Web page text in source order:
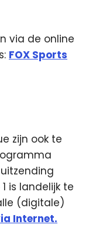
via de online
FOX Sports
zijn ook te
is landelijk te
(digitale)
Internet.